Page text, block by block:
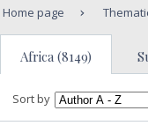
Home page
Africa (8149)
Sort by